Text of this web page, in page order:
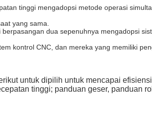
tinggi mengadopsi metode operasi
yang sama.
dua sepenuhnya mengadopsi
kontrol CNC, dan mereka yang memiliki
untuk dipilih untuk mencapai
tinggi; panduan geser, panduan